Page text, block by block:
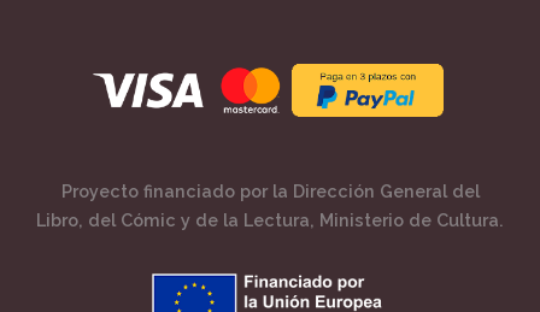
Proyecto financiado por la Dirección General del
Libro, del Cómic y de la Lectura, Ministerio de Cultura.